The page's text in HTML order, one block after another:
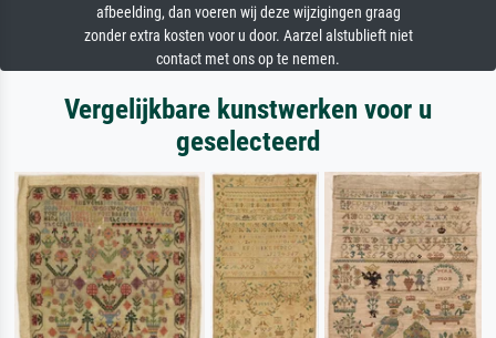
afbeelding, dan voeren wij deze wijzigingen graag
zonder extra kosten voor u door. Aarzel alstublieft niet
contact met ons op te nemen.
Vergelijkbare kunstwerken voor u
geselecteerd